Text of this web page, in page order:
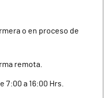
o en proceso de
remota.
7:00 a 16:00 Hrs.